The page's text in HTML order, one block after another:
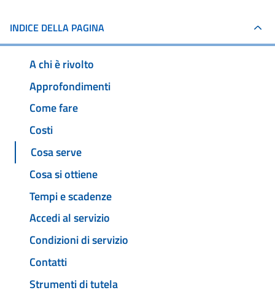
INDICE DELLA PAGINA
A chi è rivolto
Approfondimenti
Come fare
Costi
Cosa serve
Cosa si ottiene
Tempi e scadenze
Accedi al servizio
Condizioni di servizio
Contatti
Strumenti di tutela